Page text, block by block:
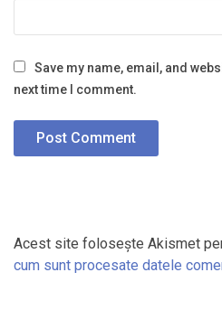
Save my name, email, and
next time I comment.
Acest site folosește Akismet
cum sunt procesate datele